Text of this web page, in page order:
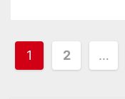
1 2 …